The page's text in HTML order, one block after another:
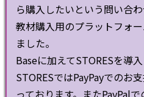
ら購入したいという問い合わ
教材購入用のプラットフォ
ました。
Baseに加えてSTORESを導入
STORESではPayPayでのお
っております。またPayPal